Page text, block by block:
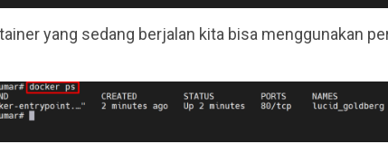
yang sedang berjalan kita bisa menggunakan